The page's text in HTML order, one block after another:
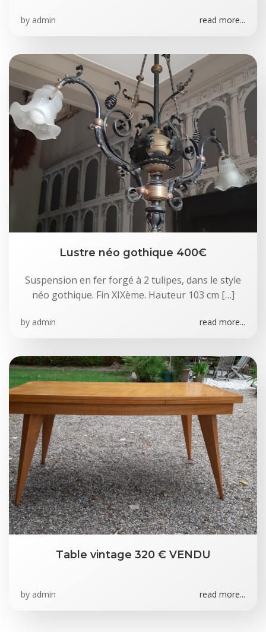
by admin read more...
Lustre néo gothique 400€
Suspension en fer forgé à 2 tulipes, dans le style
néo gothique. Fin XIXème. Hauteur 103 cm […]
by admin read more...
Table vintage 320 € VENDU
by admin read more...